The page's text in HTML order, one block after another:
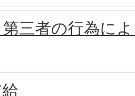
三者の行為に